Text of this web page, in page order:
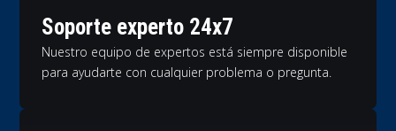
Soporte experto 24x7
Nuestro equipo de expertos está siempre disponible
para ayudarte con cualquier problema o pregunta.